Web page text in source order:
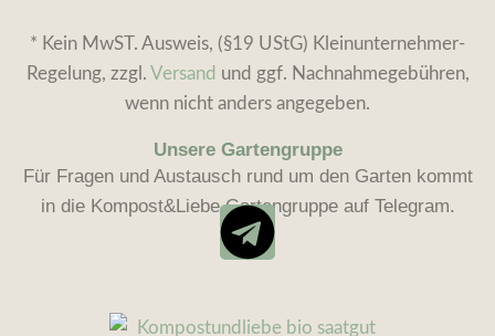
* Kein MwST. Ausweis, (§19 UStG) Kleinunternehmer-
Regelung, zzgl. Versand und ggf. Nachnahmegebühren,
wenn nicht anders angegeben.
Unsere Gartengruppe
Für Fragen und Austausch rund um den Garten kommt
in die Kompost&Liebe Gartengruppe auf Telegram.